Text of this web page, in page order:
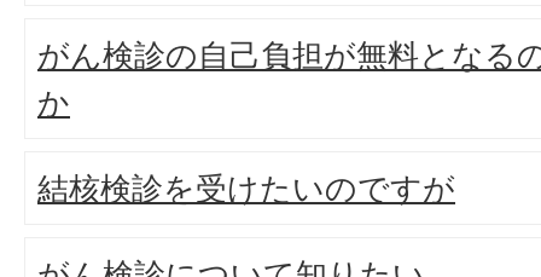
がん検診の自己負担が無料となる
か
結核検診を受けたいのですが